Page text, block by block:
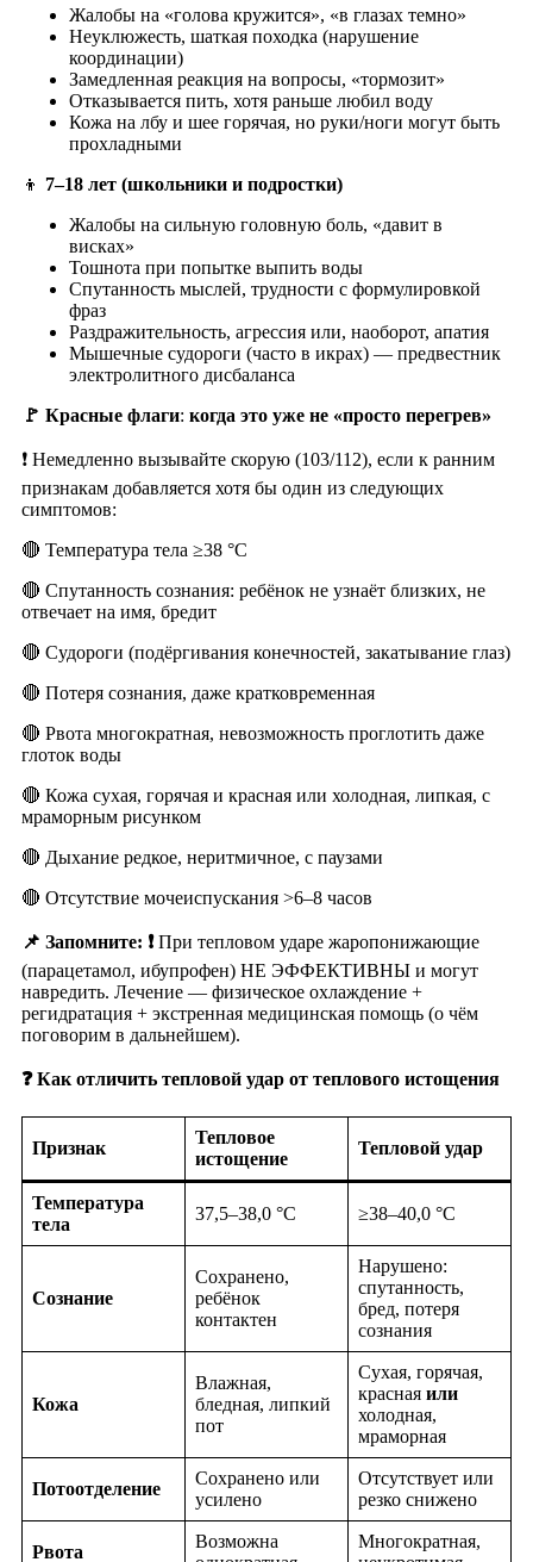
Жалобы на «голова кружится», «в глазах темно»
Неуклюжесть, шаткая походка (нарушение
координации)
Замедленная реакция на вопросы, «тормозит»
Отказывается пить, хотя раньше любил воду
Кожа на лбу и шее горячая, но руки/ноги могут быть
прохладными
👦 7–18 лет (школьники и подростки)
Жалобы на сильную головную боль, «давит в
висках»
Тошнота при попытке выпить воды
Спутанность мыслей, трудности с формулировкой
фраз
Раздражительность, агрессия или, наоборот, апатия
Мышечные судороги (часто в икрах) — предвестник
электролитного дисбаланса
🚩 Красные флаги: когда это уже не «просто перегрев»
❗ Немедленно вызывайте скорую (103/112), если к ранним
признакам добавляется хотя бы один из следующих
симптомов:
🔴 Температура тела ≥38 °C
🔴 Спутанность сознания: ребёнок не узнаёт близких, не
отвечает на имя, бредит
🔴 Судороги (подёргивания конечностей, закатывание глаз)
🔴 Потеря сознания, даже кратковременная
🔴 Рвота многократная, невозможность проглотить даже
глоток воды
🔴 Кожа сухая, горячая и красная или холодная, липкая, с
мраморным рисунком
🔴 Дыхание редкое, неритмичное, с паузами
🔴 Отсутствие мочеиспускания >6–8 часов
📌 Запомните: ❗При тепловом ударе жаропонижающие
(парацетамол, ибупрофен) НЕ ЭФФЕКТИВНЫ и могут
навредить. Лечение — физическое охлаждение +
регидратация + экстренная медицинская помощь (о чём
поговорим в дальнейшем).
❓ Как отличить тепловой удар от теплового истощения
Признак
Тепловое
истощение
Тепловой удар
Температура
тела
37,5–38,0 °C ≥38–40,0 °C
Сознание
Сохранено,
ребёнок
контактен
Нарушено:
спутанность,
бред, потеря
сознания
Кожа
Влажная,
бледная, липкий
пот
Сухая, горячая,
красная или
холодная,
мраморная
Потоотделение
Сохранено или
усилено
Отсутствует или
резко снижено
Рвота
Возможна
Многократная,